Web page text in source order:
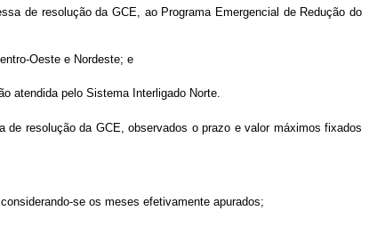
de resolução da GCE, ao Programa Emergencial de Redução do
Oeste e Nordeste; e
atendida pelo Sistema Interligado Norte.
de resolução da GCE, observados o prazo e valor máximos fixados
se os meses efetivamente apurados;